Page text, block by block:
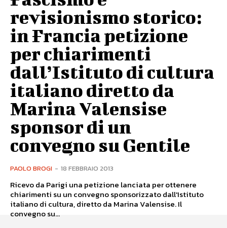
revisionismo storico:
in Francia petizione
per chiarimenti
dall’Istituto di cultura
italiano diretto da
Marina Valensise
sponsor di un
convegno su Gentile
PAOLO BROGI - 18 FEBBRAIO 2013
Ricevo da Parigi una petizione lanciata per ottenere
chiarimenti su un convegno sponsorizzato dall'Istituto
italiano di cultura, diretto da Marina Valensise. Il
convegno su...